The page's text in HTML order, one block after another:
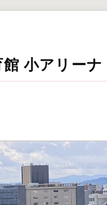
小アリーナ